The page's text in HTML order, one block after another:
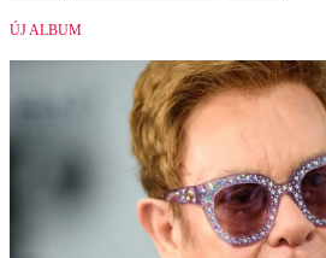
ÚJ ALBUM